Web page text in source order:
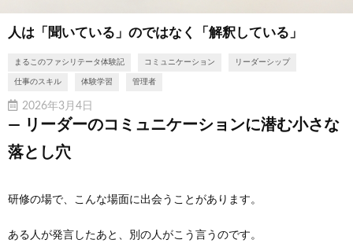
人は「聞いている」のではなく「解釈している」
まるこのファシリテータ体験記 コミュニケーション リーダーシップ
仕事のスキル 体験学習 管理者
2026年3月4日
― リーダーのコミュニケーションに潜む小さな
落とし穴
研修の場で、こんな場面に出会うことがあります。
ある人が発言したあと、別の人がこう言うのです。